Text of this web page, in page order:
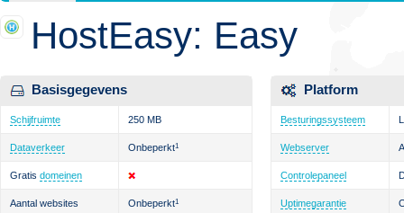
HostEasy: Easy
Basisgegevens
Schijfruimte 250 MB
Dataverkeer Onbeperkt1
Gratis domeinen
Aantal websites Onbeperkt1
Platform
Besturingssysteem
Webserver
Controlepaneel
Uptimegarantie